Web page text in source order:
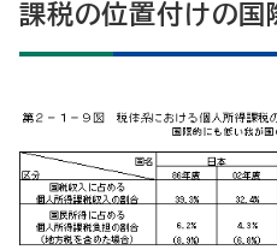
課税の位置付けの国